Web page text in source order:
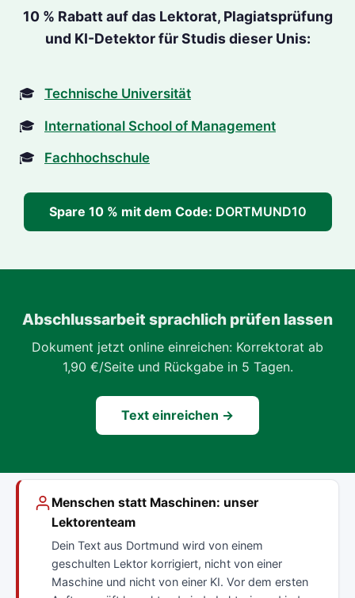
10 % Rabatt auf das Lektorat, Plagiatsprüfung
und KI-Detektor für Studis dieser Unis:
Technische Universität
International School of Management
Fachhochschule
Spare 10 % mit dem Code: DORTMUND10
Abschlussarbeit sprachlich prüfen lassen
Dokument jetzt online einreichen: Korrektorat ab
1,90 €/Seite und Rückgabe in 5 Tagen.
Text einreichen →
Menschen statt Maschinen: unser
Lektorenteam
Dein Text aus Dortmund wird von einem
geschulten Lektor korrigiert, nicht von einer
Maschine und nicht von einer KI. Vor dem ersten